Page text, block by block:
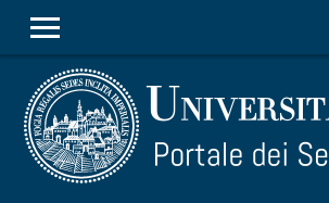
PANNELLO LATERALE